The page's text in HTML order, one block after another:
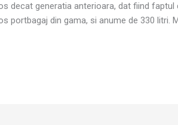
decat generatia anterioara, dat fiind
portbagaj din gama, si anume de 330